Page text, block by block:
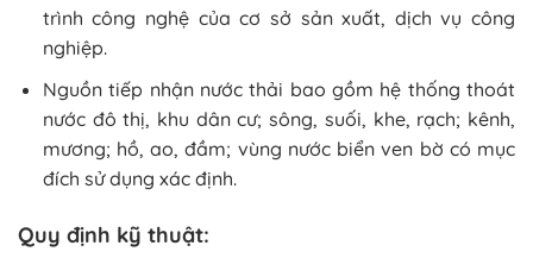
trình công nghệ của cơ sở sản xuất, dịch vụ công
nghiệp.
Nguồn tiếp nhận nước thải bao gồm hệ thống thoát
nước đô thị, khu dân cư; sông, suối, khe, rạch; kênh,
mương; hồ, ao, đầm; vùng nước biển ven bờ có mục
đích sử dụng xác định.
Quy định kỹ thuật: